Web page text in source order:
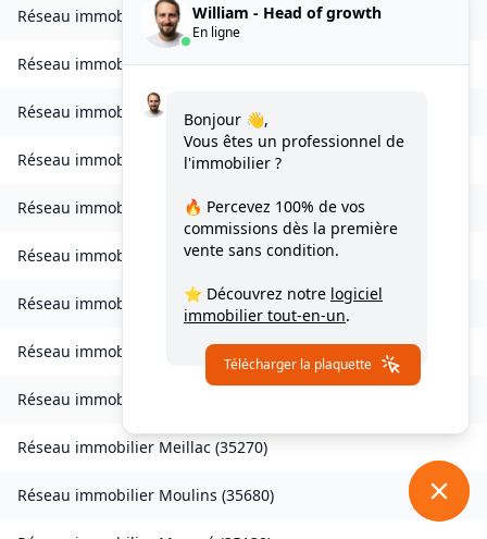
Réseau immobilierLaillé(35890
Réseau immobilierLandavran(35450)
Réseau immobilierLivré-sur-Changeon
Réseau immobilier Lohéac(35550)
Réseau immobilier Longaulnay(35190)
Réseau immobilier Loutehel(35330)
Réseau immobilier Louvigné-du-Désert(35420)
Réseau immobilier Martigné-Ferchaud
Réseau immobilier
Réseau immobilier Meillac (35270)
Réseau immobilier Moulins (35680)
William - Head of growth
En ligne
Bonjour 👋,
Vous êtes un professionnel de
l'immobilier ?
🔥 Percevez 100% de vos
commissions dès la première
vente sans condition.
⭐ Découvrez notre logiciel
immobilier tout-en-un.
Télécharger la plaquette